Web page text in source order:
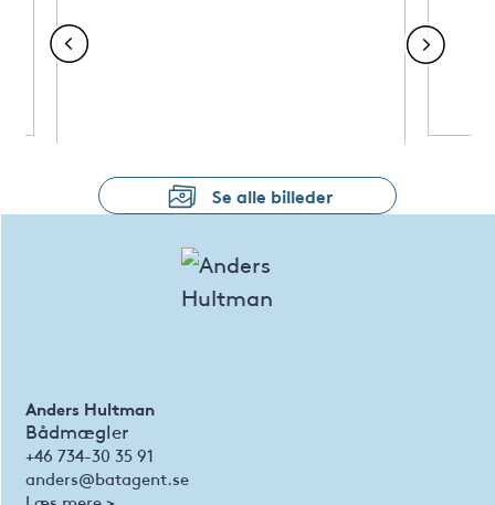
Se alle billeder
Anders Hultman
Bådmægler
+46 734-30 35 91
anders@batagent.se